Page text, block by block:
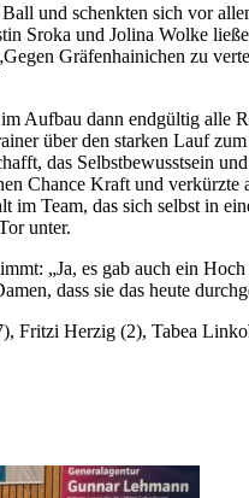
und schenkten sich vor
Sroka und Jolina Wolke
Gräfenhainichen zu
Aufbau dann endgültig alle
über den starken Lauf
das Selbstbewusstsein
Chance Kraft und
Team, das sich selbst in
unter.
„Ja, es gab auch ein
dass sie das heute
Fritzi Herzig (2), Tabea